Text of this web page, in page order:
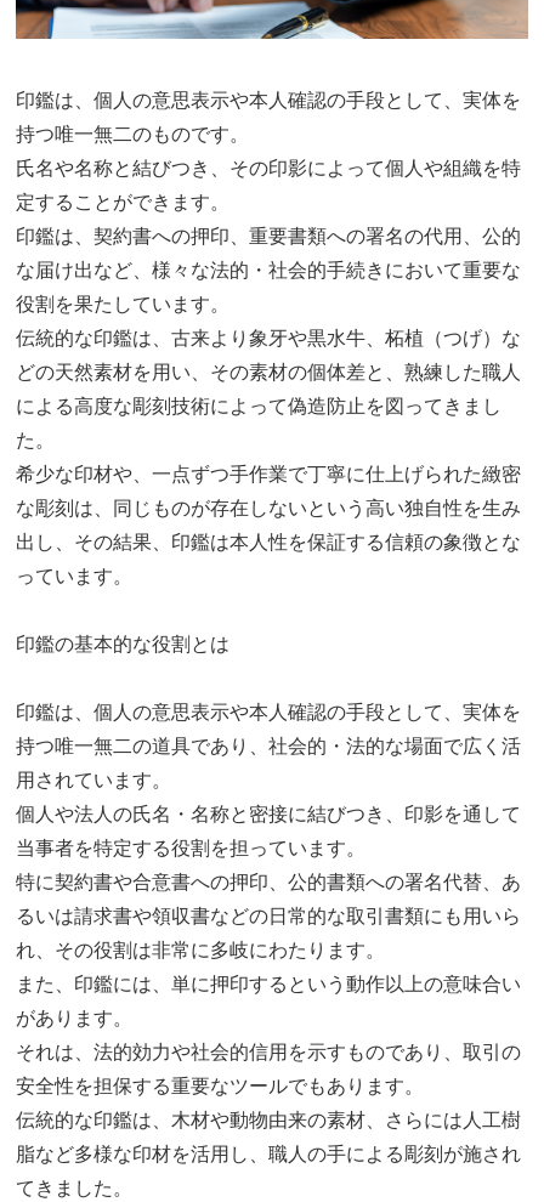
印鑑は、個人の意思表示や本人確認の手段として、実体を
持つ唯一無二のものです。
氏名や名称と結びつき、その印影によって個人や組織を特
定することができます。
印鑑は、契約書への押印、重要書類への署名の代用、公的
な届け出など、様々な法的・社会的手続きにおいて重要な
役割を果たしています。
伝統的な印鑑は、古来より象牙や黒水牛、柘植（つげ）な
どの天然素材を用い、その素材の個体差と、熟練した職人
による高度な彫刻技術によって偽造防止を図ってきまし
た。
希少な印材や、一点ずつ手作業で丁寧に仕上げられた緻密
な彫刻は、同じものが存在しないという高い独自性を生み
出し、その結果、印鑑は本人性を保証する信頼の象徴とな
っています。
印鑑の基本的な役割とは
印鑑は、個人の意思表示や本人確認の手段として、実体を
持つ唯一無二の道具であり、社会的・法的な場面で広く活
用されています。
個人や法人の氏名・名称と密接に結びつき、印影を通して
当事者を特定する役割を担っています。
特に契約書や合意書への押印、公的書類への署名代替、あ
るいは請求書や領収書などの日常的な取引書類にも用いら
れ、その役割は非常に多岐にわたります。
また、印鑑には、単に押印するという動作以上の意味合い
があります。
それは、法的効力や社会的信用を示すものであり、取引の
安全性を担保する重要なツールでもあります。
伝統的な印鑑は、木材や動物由来の素材、さらには人工樹
脂など多様な印材を活用し、職人の手による彫刻が施され
てきました。